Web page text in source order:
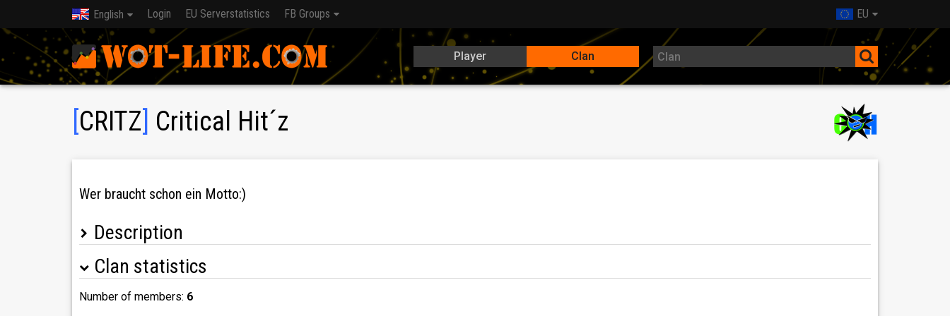
English EU
Login EU Serverstatistics FB Groups
Player Clan
CRITZ Critical Hit´z
Wer braucht schon ein Motto:)
Description
Wir sind der deutschsprachige Clan CRITZ .
Unser Fokus richtet sich auf "Spass am Spiel".
Unsere Gemeinschaft ist uns sehr wichtig, weshalb deine geistige Reife, Teamfähigkeit und dein Humor nicht fehlen darf!
Clan statistics
Number of members: 6